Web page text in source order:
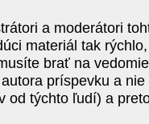
a moderátori
materiál tak
brať na
príspevku a
od týchto ľudí) a